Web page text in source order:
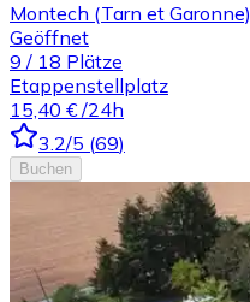
Montech (Tarn et Garonne)
Geöffnet
9 / 18 Plätze
Etappenstellplatz
15,40 € /24h
3.2/5 (69)
Buchen